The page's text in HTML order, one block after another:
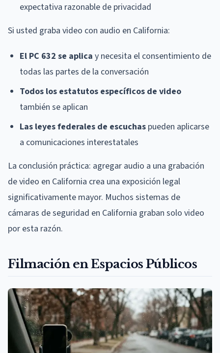
expectativa razonable de privacidad
Si usted graba video con audio en California:
El PC 632 se aplica y necesita el consentimiento de
todas las partes de la conversación
Todos los estatutos específicos de video
también se aplican
Las leyes federales de escuchas pueden aplicarse
a comunicaciones interestatales
La conclusión práctica: agregar audio a una grabación
de video en California crea una exposición legal
significativamente mayor. Muchos sistemas de
cámaras de seguridad en California graban solo video
por esta razón.
Filmación en Espacios Públicos